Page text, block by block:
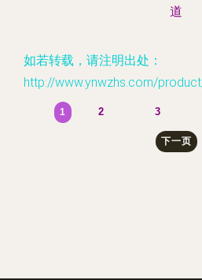
道
如若转载，请注明出处：
http://www.ynwzhs.com/
1 2 3
下一页